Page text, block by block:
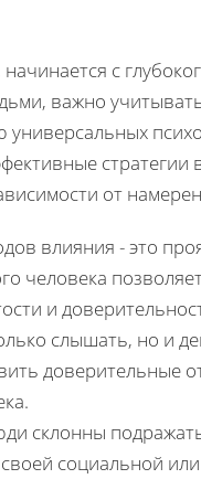
с
важно
стратегии
от
влияния - это
человека
и
слышать, но и
доверительные
склонны
социальной